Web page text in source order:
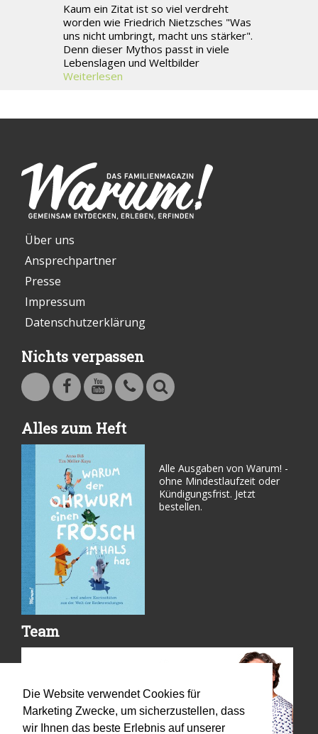
Die Website verwendet Cookies für
Marketing Zwecke, um sicherzustellen, dass
wir Ihnen das beste Erlebnis auf unserer
Kaum ein Zitat ist so viel verdreht
worden wie Friedrich Nietzsches "Was
uns nicht umbringt, macht uns stärker".
Denn dieser Mythos passt in viele
Lebenslagen und Weltbilder
Weiterlesen
Über uns
Ansprechpartner
Presse
Impressum
Datenschutzerklärung
Nichts verpassen
Alles zum Heft
Alle Ausgaben von Warum! -
ohne Mindestlaufzeit oder
Kündigungsfrist. Jetzt
bestellen.
Team